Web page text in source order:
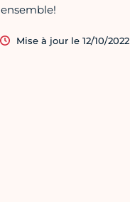
ensemble!
Mise à jour le 12/10/2022